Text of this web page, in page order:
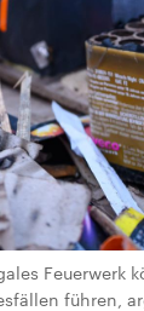
Feuerwerk
führen,